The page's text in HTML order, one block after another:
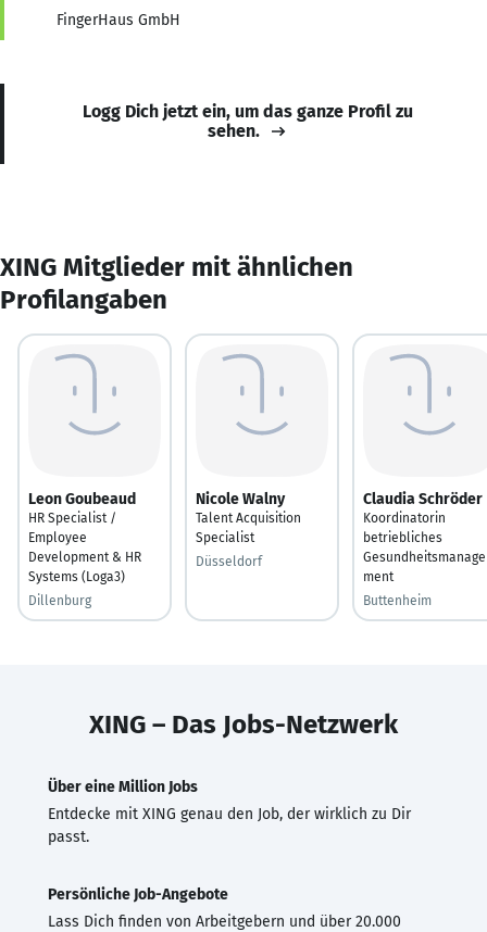
FingerHaus GmbH
Logg Dich jetzt ein, um das ganze Profil zu
sehen.
XING Mitglieder mit ähnlichen
Profilangaben
Leon Goubeaud
HR Specialist /
Employee
Development & HR
Systems (Loga3)
Dillenburg
Nicole Walny
Talent Acquisition
Specialist
Düsseldorf
Claudia Schröder
Koordinatorin
betriebliches
Gesundheitsmanage
ment
Buttenheim
XING – Das Jobs-Netzwerk
Über eine Million Jobs
Entdecke mit XING genau den Job, der wirklich zu Dir
passt.
Persönliche Job-Angebote
Lass Dich finden von Arbeitgebern und über 20.000